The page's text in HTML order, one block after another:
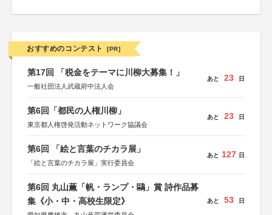
おすすめのコンテスト [PR]
第17回 「税金をテーマに川柳大募集！」
一般社団法人武蔵府中法人会
あと 23 日
第6回「都民の人権川柳」
東京都人権啓発活動ネットワーク協議会
あと 23 日
第6回 「絵と言葉のチカラ展」
「絵と言葉のチカラ展」実行委員会
あと 127 日
第6回 丸山薫「帆・ランプ・鷗」賞 詩作品募
集《小・中・高校生限定》
あと 53 日